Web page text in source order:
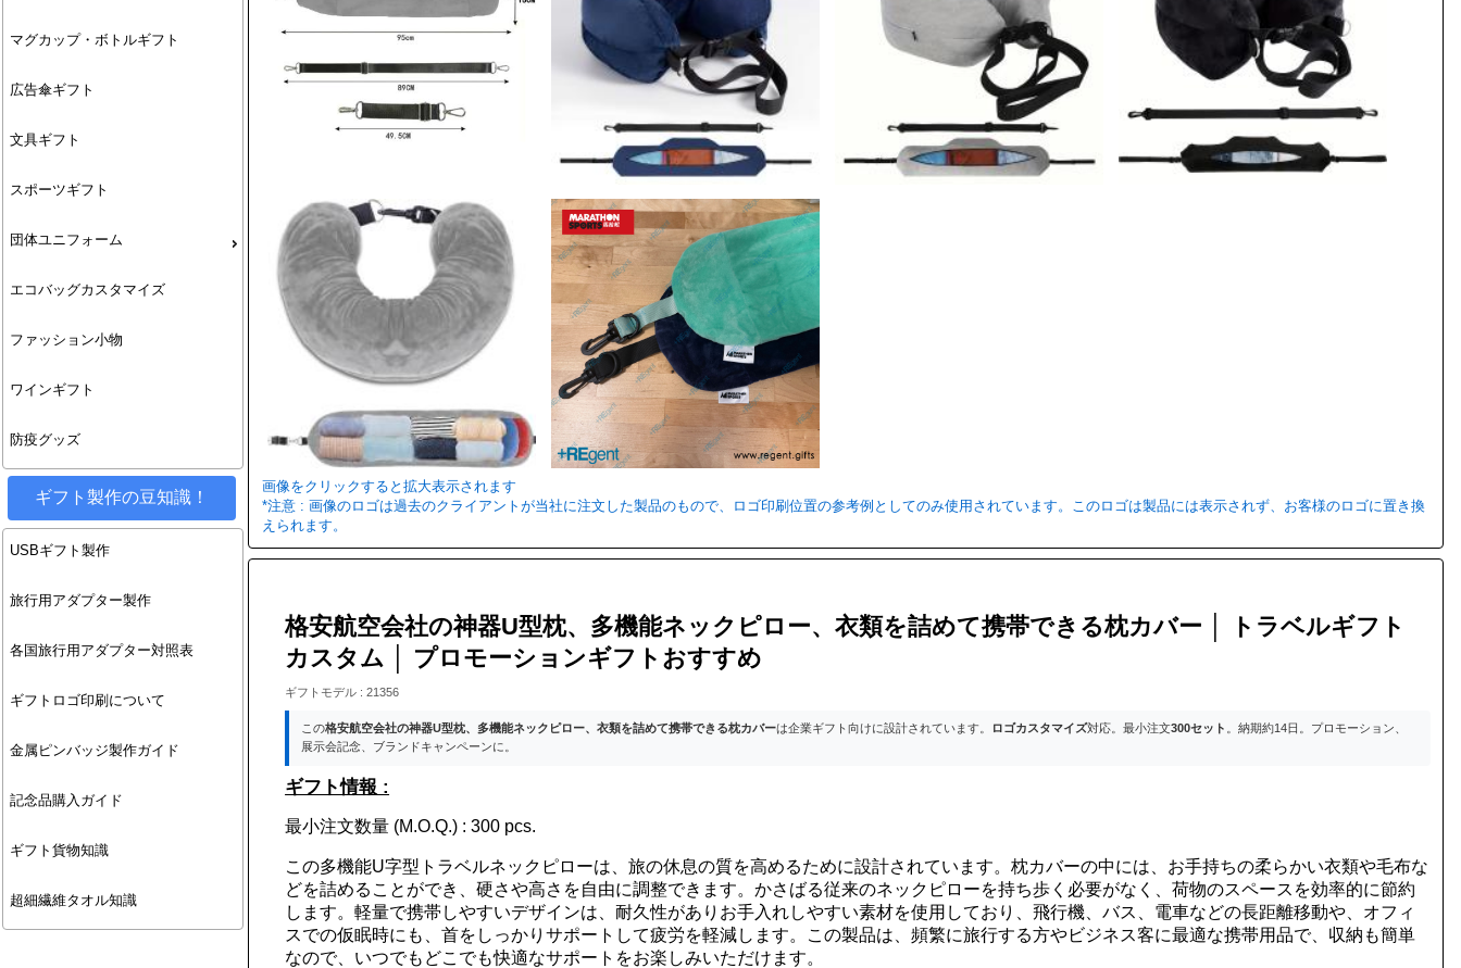
マグカップ・ボトルギフト
広告傘ギフト
文具ギフト
スポーツギフト
団体ユニフォーム
エコバッグカスタマイズ
ファッション小物
ワインギフト
防疫グッズ
ギフト製作の豆知識！
USBギフト製作
旅行用アダプター製作
各国旅行用アダプター対照表
ギフトロゴ印刷について
金属ピンバッジ製作ガイド
記念品購入ガイド
ギフト貨物知識
超細繊維タオル知識
画像をクリックすると拡大表示されます
*注意 : 画像のロゴは過去のクライアントが当社に注文した製品のもので、ロゴ印刷位置の参考例としてのみ使用されています。このロゴは製品には表示されず、お客様のロゴに置き換
えられます。
格安航空会社の神器U型枕、多機能ネックピロー、衣類を詰めて携帯できる枕カバー │ トラベルギフト
カスタム │ プロモーションギフトおすすめ
ギフトモデル : 21356
この格安航空会社の神器U型枕、多機能ネックピロー、衣類を詰めて携帯できる枕カバーは企業ギフト向けに設計されています。 ロゴカスタマイズ対応。最小注文300セット
。納期約14日。プロモーション、
展示会記念、ブランドキャンペーンに。
ギフト情報 :
最小注文数量 (M.O.Q.) : 300 pcs.
この多機能U字型トラベルネックピローは、旅の休息の質を高めるために設計されています。枕カバーの中には、お手持ちの柔らかい衣類や毛布な
どを詰めることができ、硬さや高さを自由に調整できます。かさばる従来のネックピローを持ち歩く必要がなく、荷物のスペースを効率的に節約
します。軽量で携帯しやすいデザインは、耐久性がありお手入れしやすい素材を使用しており、飛行機、バス、電車などの長距離移動や、オフィ
スでの仮眠時にも、首をしっかりサポートして疲労を軽減します。この製品は、頻繁に旅行する方やビジネス客に最適な携帯用品で、収納も簡単
なので、いつでもどこでも快適なサポートをお楽しみいただけます。